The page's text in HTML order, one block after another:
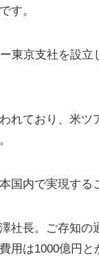
す。
東京支社を設
れており、米
国内で実現する
社長。ご存知
用は1000億円と